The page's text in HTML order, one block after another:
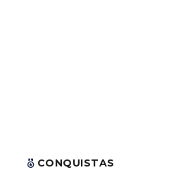
CONQUISTAS